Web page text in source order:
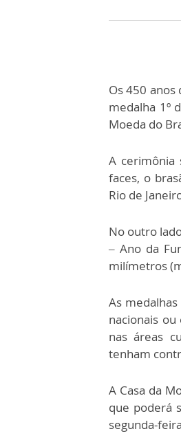
Os 450 anos
medalha 1º
Moeda do
A cerimônia
faces, o
Rio de
No outro
– Ano da
milímetros
As
nacionais
nas áreas
tenham
A Casa da
que poderá
segunda-